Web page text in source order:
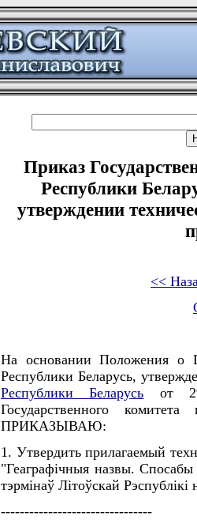
Приказ
Республики
утверждении
<<
На основании Положения о
Республики Беларусь,
Республики Беларусь от
Государственного
ПРИКАЗЫВАЮ:
1. Утвердить прилагаемый
"Геаграфiчныя назвы.
тэрмiнаў Лiтоўскай Рэспублiкi
--------------------------------